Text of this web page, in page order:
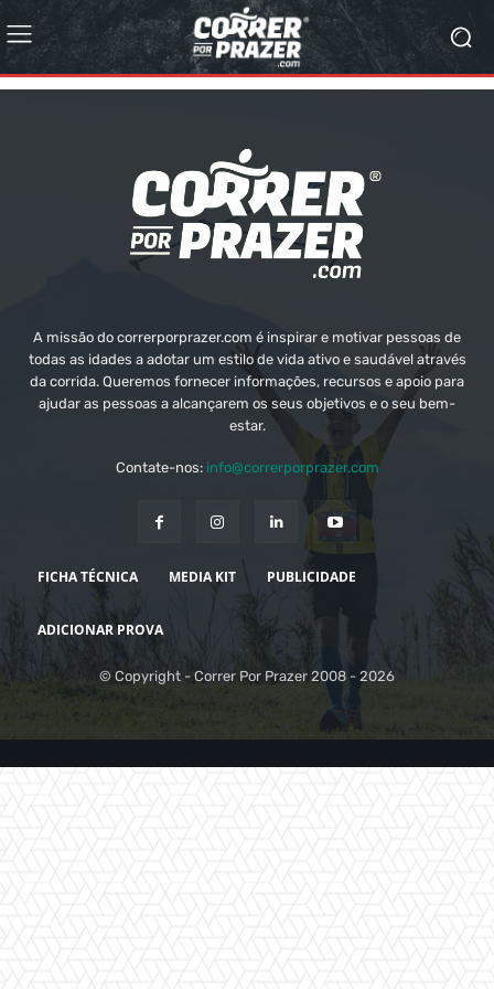
A missão do correrporprazer.com é inspirar e motivar pessoas de
todas as idades a adotar um estilo de vida ativo e saudável através
da corrida. Queremos fornecer informações, recursos e apoio para
ajudar as pessoas a alcançarem os seus objetivos e o seu bem-
estar.
Contate-nos: info@correrporprazer.com
FICHA TÉCNICA MEDIA KIT PUBLICIDADE
ADICIONAR PROVA
© Copyright - Correr Por Prazer 2008 - 2026